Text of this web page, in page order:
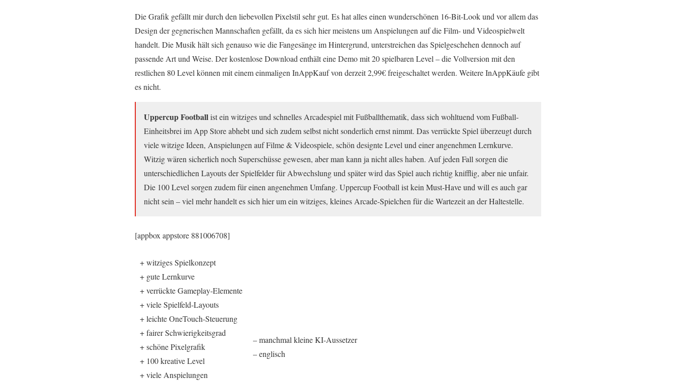
Die Grafik gefällt mir durch den liebevollen Pixelstil sehr gut. Es hat alles einen wunderschönen 16-Bit-Look und vor allem das
Design der gegnerischen Mannschaften gefällt, da es sich hier meistens um Anspielungen auf die Film- und Videospielwelt
handelt. Die Musik hält sich genauso wie die Fangesänge im Hintergrund, unterstreichen das Spielgeschehen dennoch auf
passende Art und Weise. Der kostenlose Download enthält eine Demo mit 20 spielbaren Level – die Vollversion mit den
restlichen 80 Level können mit einem einmaligen InAppKauf von derzeit 2,99€ freigeschaltet werden. Weitere InAppKäufe gibt
es nicht.
Uppercup Footballist ein witziges und schnelles Arcadespiel mit Fußballthematik, dass sich wohltuend vom Fußball-
Einheitsbrei im App Store abhebt und sich zudem selbst nicht sonderlich ernst nimmt. Das verrückte Spiel überzeugt durch
viele witzige Ideen, Anspielungen auf Filme & Videospiele, schön designte Level und einer angenehmen Lernkurve.
Witzig wären sicherlich noch Superschüsse gewesen, aber man kann ja nicht alles haben. Auf jeden Fall sorgen die
unterschiedlichen Layouts der Spielfelder für Abwechslung und später wird das Spiel auch richtig knifflig, aber nie unfair.
Die 100 Level sorgen zudem für einen angenehmen Umfang. Uppercup Football ist kein Must-Have und will es auch gar
nicht sein – viel mehr handelt es sich hier um ein witziges, kleines Arcade-Spielchen für die Wartezeit an der Haltestelle.
[appbox appstore 881006708]
+ witziges Spielkonzept
+ gute Lernkurve
+ verrückte Gameplay-Elemente
+ viele Spielfeld-Layouts
+ leichte OneTouch-Steuerung
+ fairer Schwierigkeitsgrad
+ schöne Pixelgrafik
+ 100 kreative Level
+ viele Anspielungen
– manchmal kleine KI-Aussetzer
– englisch